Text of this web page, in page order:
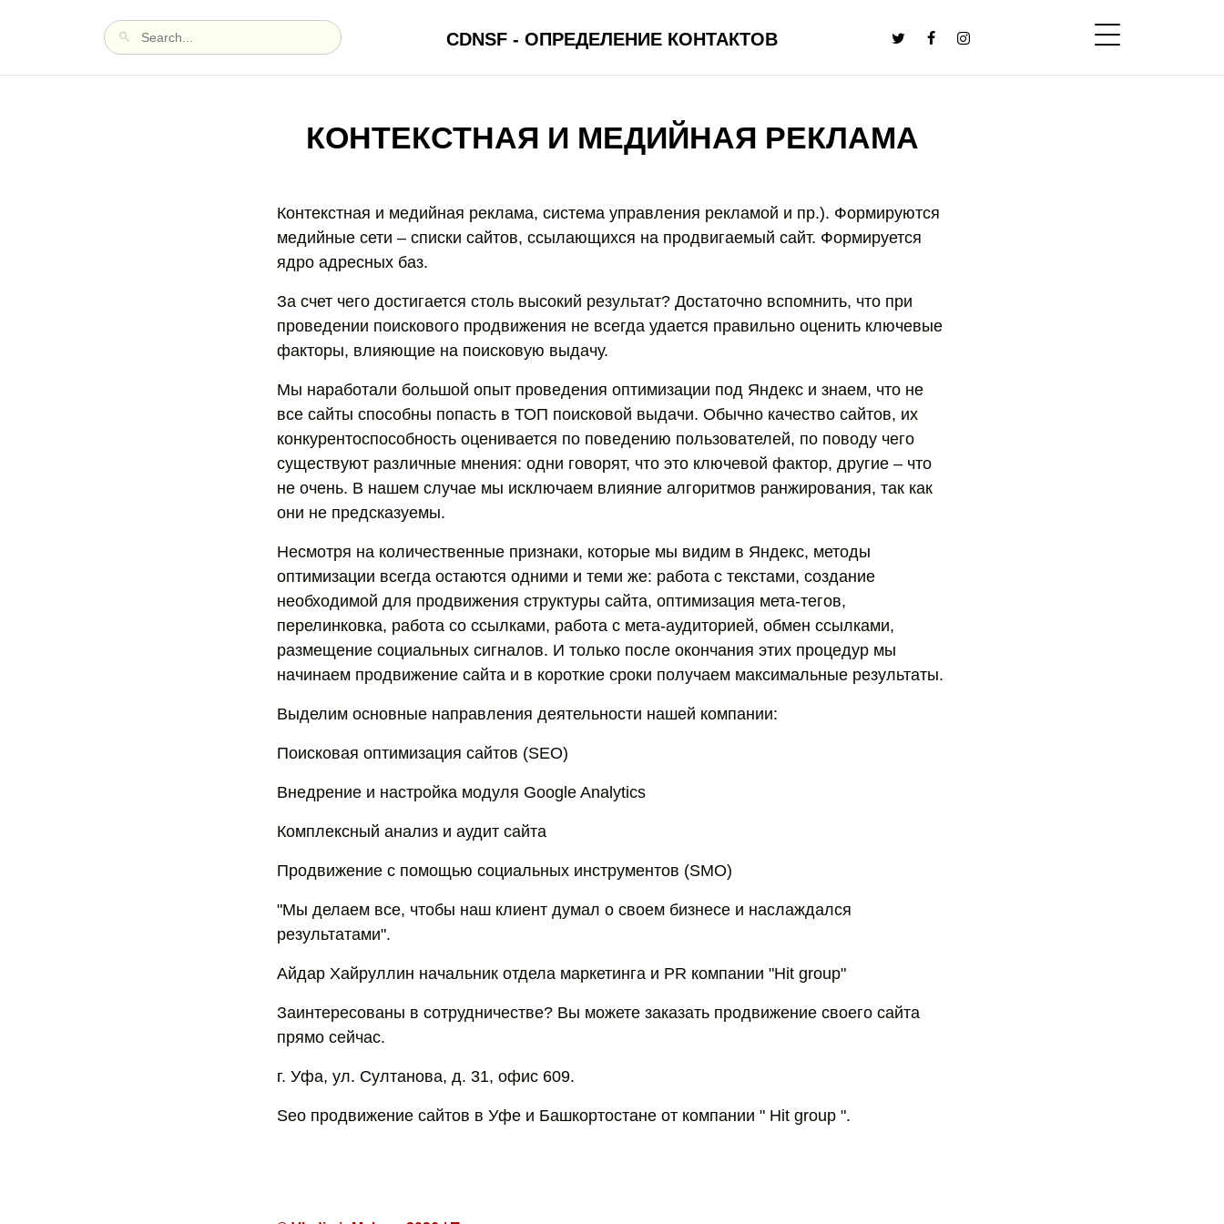
CDNSF - ОПРЕДЕЛЕНИЕ КОНТАКТОВ
КОНТЕКСТНАЯ И МЕДИЙНАЯ РЕКЛАМА
Контекстная и медийная реклама, система управления рекламой и пр.). Формируются
медийные сети – списки сайтов, ссылающихся на продвигаемый сайт. Формируется
ядро адресных баз.
За счет чего достигается столь высокий результат? Достаточно вспомнить, что при
проведении поискового продвижения не всегда удается правильно оценить ключевые
факторы, влияющие на поисковую выдачу.
Мы наработали большой опыт проведения оптимизации под Яндекс и знаем, что не
все сайты способны попасть в ТОП поисковой выдачи. Обычно качество сайтов, их
конкурентоспособность оценивается по поведению пользователей, по поводу чего
существуют различные мнения: одни говорят, что это ключевой фактор, другие – что
не очень. В нашем случае мы исключаем влияние алгоритмов ранжирования, так как
они не предсказуемы.
Несмотря на количественные признаки, которые мы видим в Яндекс, методы
оптимизации всегда остаются одними и теми же: работа с текстами, создание
необходимой для продвижения структуры сайта, оптимизация мета-тегов,
перелинковка, работа со ссылками, работа с мета-аудиторией, обмен ссылками,
размещение социальных сигналов. И только после окончания этих процедур мы
начинаем продвижение сайта и в короткие сроки получаем максимальные результаты.
Выделим основные направления деятельности нашей компании:
Поисковая оптимизация сайтов (SEO)
Внедрение и настройка модуля Google Analytics
Комплексный анализ и аудит сайта
Продвижение с помощью социальных инструментов (SMO)
"Мы делаем все, чтобы наш клиент думал о своем бизнесе и наслаждался
результатами".
Айдар Хайруллин начальник отдела маркетинга и PR компании "Hit group"
Заинтересованы в сотрудничестве? Вы можете заказать продвижение своего сайта
прямо сейчас.
г. Уфа, ул. Султанова, д. 31, офис 609.
Seo продвижение сайтов в Уфе и Башкортостане от компании " Hit group ".